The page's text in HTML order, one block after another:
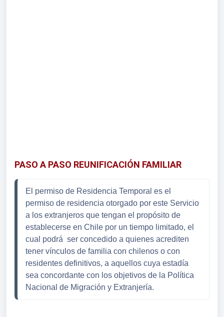
PASO A PASO REUNIFICACIÓN FAMILIAR
El permiso de Residencia Temporal es el
permiso de residencia otorgado por este Servicio
a los extranjeros que tengan el propósito de
establecerse en Chile por un tiempo limitado, el
cual podrá ser concedido a quienes acrediten
tener vínculos de familia con chilenos o con
residentes definitivos, a aquellos cuya estadía
sea concordante con los objetivos de la Política
Nacional de Migración y Extranjería.